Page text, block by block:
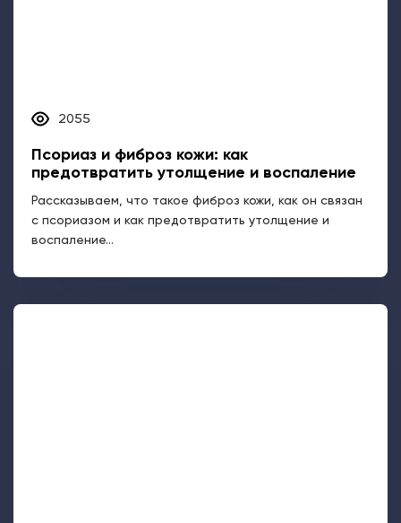
2055
Псориаз и фиброз кожи: как
предотвратить утолщение и воспаление
Рассказываем, что такое фиброз кожи, как он связан
с псориазом и как предотвратить утолщение и
воспаление...